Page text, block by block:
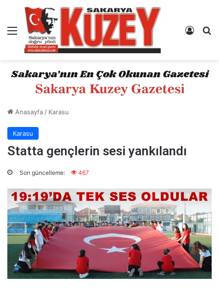
Menü Kayıt
Anasayfa/ Karasu
Karasu
Statta gençlerin sesi yankılandı
Son güncelleme: 467